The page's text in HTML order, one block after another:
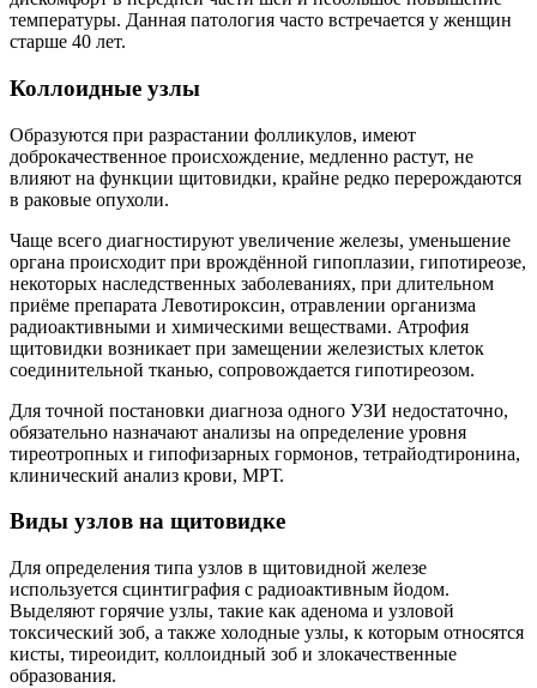
температуры. Данная патология часто встречается у женщин
старше 40 лет.
Коллоидные узлы
Образуются при разрастании фолликулов, имеют
доброкачественное происхождение, медленно растут, не
влияют на функции щитовидки, крайне редко перерождаются
в раковые опухоли.
Чаще всего диагностируют увеличение железы, уменьшение
органа происходит при врождённой гипоплазии, гипотиреозе,
некоторых наследственных заболеваниях, при длительном
приёме препарата Левотироксин, отравлении организма
радиоактивными и химическими веществами. Атрофия
щитовидки возникает при замещении железистых клеток
соединительной тканью, сопровождается гипотиреозом.
Для точной постановки диагноза одного УЗИ недостаточно,
обязательно назначают анализы на определение уровня
тиреотропных и гипофизарных гормонов, тетрайодтиронина,
клинический анализ крови, МРТ.
Виды узлов на щитовидке
Для определения типа узлов в щитовидной железе
используется сцинтиграфия с радиоактивным йодом.
Выделяют горячие узлы, такие как аденома и узловой
токсический зоб, а также холодные узлы, к которым относятся
кисты, тиреоидит, коллоидный зоб и злокачественные
образования.